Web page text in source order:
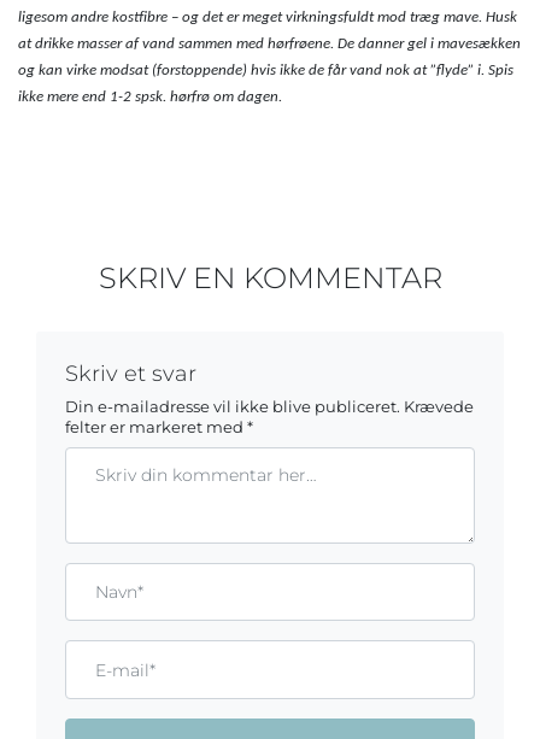
ligesom andre kostfibre – og det er meget virkningsfuldt mod træg mave. Husk
at drikke masser af vand sammen med hørfrøene. De danner gel i mavesækken
og kan virke modsat (forstoppende) hvis ikke de får vand nok at ”flyde” i. Spis
ikke mere end 1-2 spsk. hørfrø om dagen.
SKRIV EN KOMMENTAR
Skriv et svar
Din e-mailadresse vil ikke blive publiceret. Krævede
felter er markeret med *